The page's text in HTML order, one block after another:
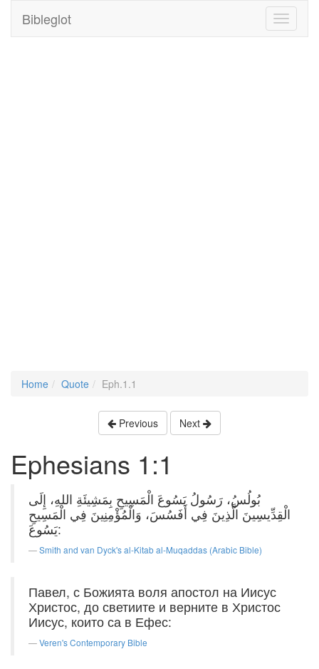
Toggle
Bibleglot
Home Quote Eph.1.1
Previous Next
Ephesians 1:1
بُولُسُ، رَسُولُ يَسُوعَ الْمَسِيحِ بِمَشِيئَةِ اللهِ، إِلَى
الْقِدِّيسِينَ الَّذِينَ فِي أَفَسُسَ، وَالْمُؤْمِنِينَ فِي الْمَسِيحِ
يَسُوعَ:
Smith and van Dyck's al-Kitab al-Muqaddas (Arabic Bible)
Павел, с Божията воля апостол на Иисус
Христос, до светиите и верните в Христос
Иисус, които са в Ефес:
Veren's Contemporary Bible